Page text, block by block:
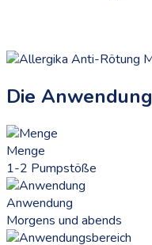
Die Anwendung
Menge
1-2 Pumpstöße
Anwendung
Morgens und abends